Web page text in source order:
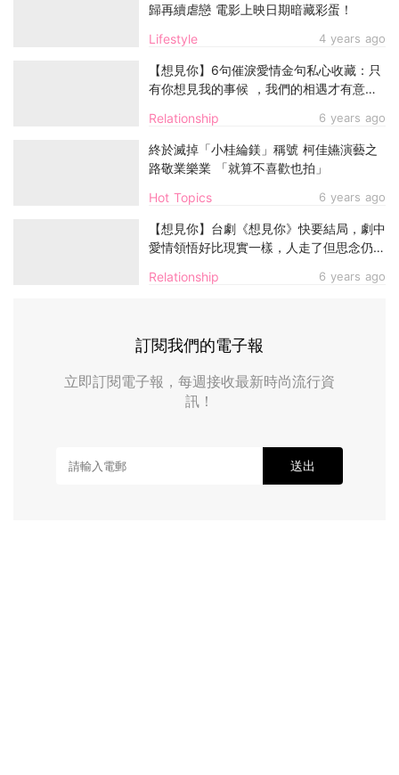
Lifestyle 4 years ago
歸再續虐戀 電影上映日期暗藏彩蛋！
Relationship 6 years ago
【想見你】6句催淚愛情金句私心收藏：只
有你想見我的事候 ，我們的相遇才有意
Hot Topics 6 years ago
終於滅掉「小桂綸鎂」稱號 柯佳嬿演藝之
路敬業樂業 「就算不喜歡也拍」
Relationship 6 years ago
【想見你】台劇《想見你》快要結局，劇中
愛情領悟好比現實一樣，人走了但思念仍
訂閱我們的電子報
立即訂閱電子報，每週接收最新時尚流行資
訊！
送出